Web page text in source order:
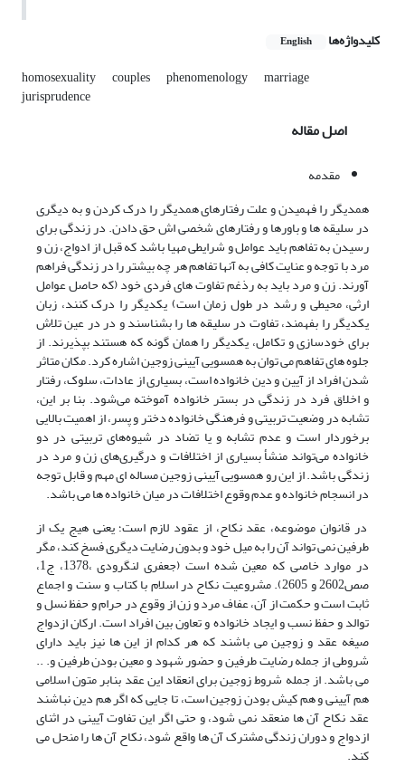
کلیدواژه‌ها English
homosexuality couples phenomenology marriage
jurisprudence
اصل مقاله
مقدمه
همدیگر را فهمیدن و علت رفتارهای همدیگر را درک کردن و به دیگری
در سلیقه ها و باورها و رفتارهای شخصی اش حق دادن. در زندگی برای
رسیدن به تفاهم باید عوامل و شرایطی مهیا باشد که قبل از ادواج، زن و
مرد با توجه و عنایت کافی به آنها تفاهم هر چه بیشتر را در زندگی فراهم
آورند. زن و مرد باید به رذغم تفاوت های فردی خود (که حاصل عوامل
ارثی، محیطی و رشد در طول زمان است) یکدیگر را درک کنند، زبان
یکدیگر را بفهمند، تفاوت در سلیقه ها را بشناسند و در در عین تلاش
برای خودسازی و تکامل، یکدیگر را همان گونه که هستند بپذیرند. از
جلوه های تفاهم می توان به همسویی آیینی زوجین اشاره کرد. مکان متاثر
شدن افراد از آیین و دین خانواده است، بسیاری از عادات، سلوک، رفتار
و اخلاق فرد در زندگی در بستر خانواده آموخته می‌شود. بنا بر این،
تشابه در وضعیت تربیتی و فرهنگی خانواده دختر و پسر، از اهمیت بالایی
برخوردار است و عدم تشابه و یا تضاد در شیوه‌های تربیتی در دو
خانواده می‌تواند منشأ بسیاری از اختلافات و درگیری‌های زن و مرد در
زندگی باشد. از این رو همسویی آیینی زوجین مساله ای مهم و قابل توجه
در انسجام خانواده و عدم وقوع اختلافات در میان خانواده ها می باشد.
در قانوان موضوعه، عقد نکاح، از عقود لازم است؛ یعنی هیج یک از
طرفین نمی تواند آن را به میل خود و بدون رضایت دیگری فسخ کند، مگر
در موارد خاصی که معین شده است (جعفری لنگرودی ،1378، ج1،
صص2602 و 2605). مشروعیت نکاح در اسلام با کتاب و سنت و اجماع
ثابت است و حکمت از آن، عفاف مرد و زن از وقوع در حرام و حفظ نسل و
توالد و حفظ نسب و ایجاد خانواده و تعاون بین افراد است. ارکان ازدواج
صیغه عقد و زوجین می باشند که هر کدام از این ها نیز باید دارای
شروطی از جمله رضایت طرفین و حضور شهود و معین بودن طرفین و. ..
می باشد. از جمله شروط زوجین برای انعقاد این عقد بنابر متون اسلامی
هم آیینی و هم کیش بودن زوجین است، تا جایی که اگر هم دین نباشند
عقد نکاح آن ها منعقد نمی شود، و حتی اگر این تفاوت آیینی در اثنای
ازدواج و دوران زندگی مشترک آن ها واقع شود، نکاح آن ها را منحل می
کند.